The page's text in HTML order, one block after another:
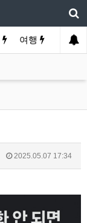
여행 유머
2025.05.07 17:34